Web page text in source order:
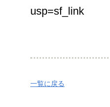
usp=sf_link
一覧に戻る